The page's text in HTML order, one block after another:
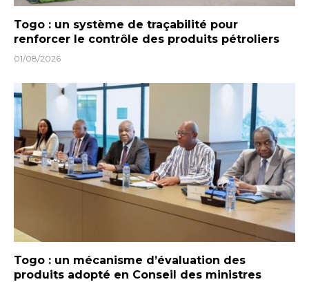
Togo : un système de traçabilité pour
renforcer le contrôle des produits pétroliers
01/08/2026
Togo : un mécanisme d’évaluation des
produits adopté en Conseil des ministres